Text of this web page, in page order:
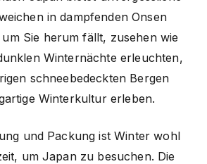
in dampfenden Onsen
Sie herum fällt, zusehen wie
Winternächte erleuchten,
schneebedeckten Bergen
Winterkultur erleben.
und Packung ist Winter wohl
um Japan zu besuchen. Die